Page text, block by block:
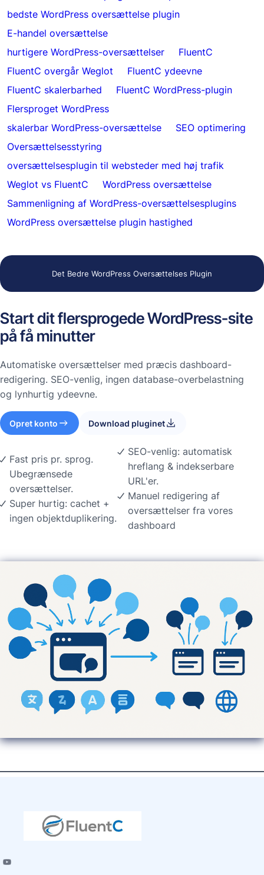
bedste WordPress oversættelse plugin
E-handel oversættelse
hurtigere WordPress-oversættelser
FluentC
FluentC overgår Weglot
FluentC ydeevne
FluentC skalerbarhed
FluentC WordPress-plugin
Flersproget WordPress
skalerbar WordPress-oversættelse
SEO optimering
Oversættelsesstyring
oversættelsesplugin til websteder med høj trafik
Weglot vs FluentC
WordPress oversættelse
Sammenligning af WordPress-oversættelsesplugins
WordPress oversættelse plugin hastighed
Det Bedre WordPress Oversættelses Plugin
Start dit flersprogede WordPress-site
på få minutter
Automatiske oversættelser med præcis dashboard-
redigering. SEO-venlig, ingen database-overbelastning
og lynhurtig ydeevne.
Opret konto Download pluginet
Fast pris pr. sprog.
Ubegrænsede
oversættelser.
Super hurtig: cachet +
ingen objektduplikering.
SEO-venlig: automatisk
hreflang & indekserbare
URL'er.
Manuel redigering af
oversættelser fra vores
dashboard